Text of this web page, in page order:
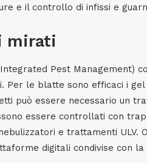
e il controllo di infissi e
mirati
Pest Management)
Per le blatte sono efficaci i
può essere necessario un
essere controllati con
e trattamenti ULV.
digitali condivise con la